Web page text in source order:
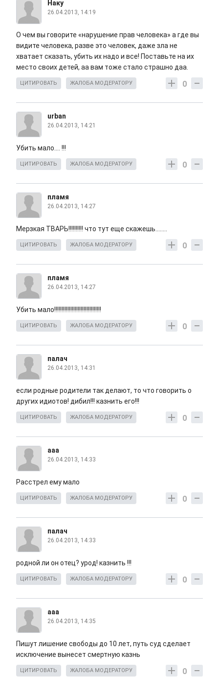
Наку
26.04.2013, 14:19
О чем вы говорите «нарушение прав человека» а где вы
видите человека, разве это человек, даже зла не
хватает сказать, убить их надо и все! Поставьте на их
место своих детей, аа вам тоже стало страшно даа.
0
ЦИТИРОВАТЬ ЖАЛОБА МОДЕРАТОРУ
urban
26.04.2013, 14:21
Убить мало.... !!!
0
ЦИТИРОВАТЬ ЖАЛОБА МОДЕРАТОРУ
пламя
26.04.2013, 14:27
Мерзкая ТВАРЬ!!!!!!!!!! что тут еще скажешь........
0
ЦИТИРОВАТЬ ЖАЛОБА МОДЕРАТОРУ
пламя
26.04.2013, 14:27
Убить мало!!!!!!!!!!!!!!!!!!!!!!!!!!!!!!!!
0
ЦИТИРОВАТЬ ЖАЛОБА МОДЕРАТОРУ
палач
26.04.2013, 14:31
если родные родители так делают, то что говорить о
других идиотов! дибил!!! казнить его!!!
0
ЦИТИРОВАТЬ ЖАЛОБА МОДЕРАТОРУ
ааа
26.04.2013, 14:33
Расстрел ему мало
0
ЦИТИРОВАТЬ ЖАЛОБА МОДЕРАТОРУ
палач
26.04.2013, 14:33
родной ли он отец? урод! казнить !!!
0
ЦИТИРОВАТЬ ЖАЛОБА МОДЕРАТОРУ
ааа
26.04.2013, 14:35
Пишут лишение свободы до 10 лет, путь суд сделает
исключение вынесет смертную казнь
0
ЦИТИРОВАТЬ ЖАЛОБА МОДЕРАТОРУ